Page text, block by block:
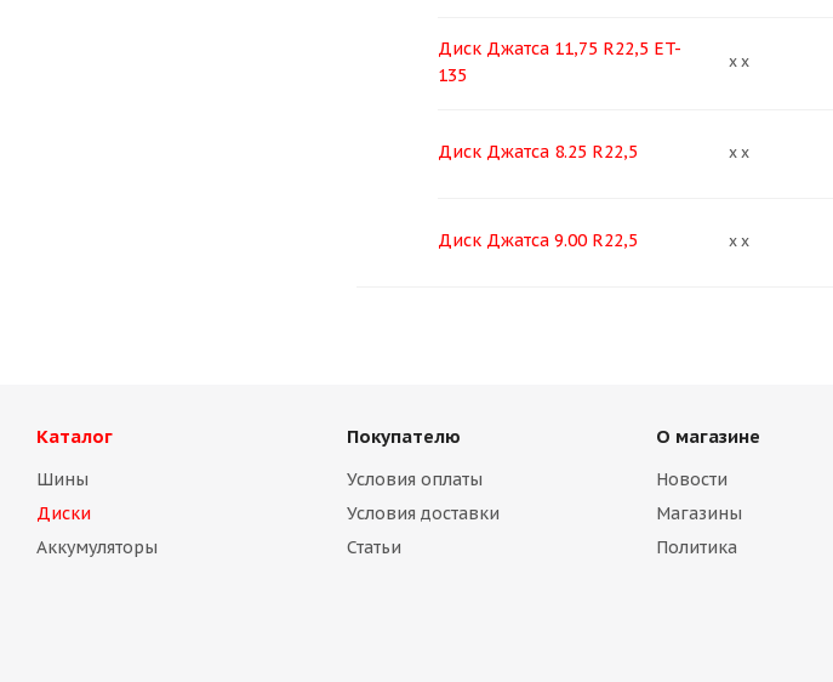
Диск Джатса 11,75 R22,5 ET-
135
x x
Диск Джатса 8.25 R22,5 x x
Диск Джатса 9.00 R22,5 x x
Каталог
Шины
Диски
Аккумуляторы
Покупателю
Условия оплаты
Условия доставки
Статьи
О магазине
Новости
Магазины
Политика